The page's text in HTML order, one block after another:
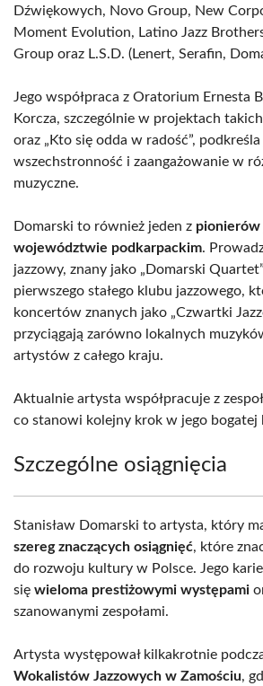
Dźwiękowych, Novo Group, New
Moment Evolution, Latino Jazz
Group oraz L.S.D. (Lenert, Serafin,
Jego współpraca z Oratorium Ernesta
Korcza, szczególnie w projektach takich
oraz „Kto się odda w radość”,
wszechstronność i zaangażowanie w
muzyczne.
Domarski to również jeden z pionierów
województwie podkarpackim.
jazzowy, znany jako „Domarski
pierwszego stałego klubu jazzowego,
koncertów znanych jako „Czwartki
przyciągają zarówno lokalnych
artystów z całego kraju.
Aktualnie artysta współpracuje z
co stanowi kolejny krok w jego bogatej
Szczególne osiągnięcia
Stanisław Domarski to artysta, który
szereg znaczących osiągnięć, które
do rozwoju kultury w Polsce. Jego
się wieloma prestiżowymi występami
szanowanymi zespołami.
Artysta występował kilkakrotnie
Wokalistów Jazzowych w Zamościu,